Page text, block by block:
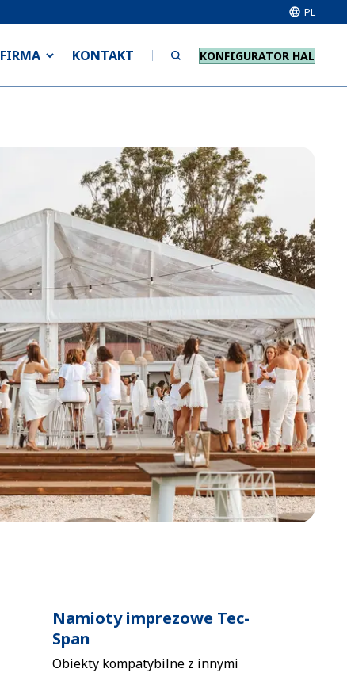
PL
FIRMA KONTAKT KONFIGURATOR HAL
Namioty imprezowe Tec-
Span
Obiekty kompatybilne z innymi